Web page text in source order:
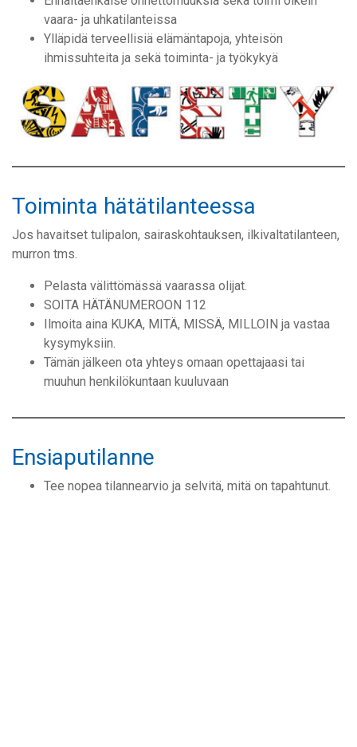
vaara- ja uhkatilanteissa
Ylläpidä terveellisiä elämäntapoja, yhteisön
ihmissuhteita ja sekä toiminta- ja työkykyä
Toiminta hätätilanteessa
Jos havaitset tulipalon, sairaskohtauksen, ilkivaltatilanteen,
murron tms.
Pelasta välittömässä vaarassa olijat.
SOITA HÄTÄNUMEROON 112
Ilmoita aina KUKA, MITÄ, MISSÄ, MILLOIN ja vastaa
kysymyksiin.
Tämän jälkeen ota yhteys omaan opettajaasi tai
muuhun henkilökuntaan kuuluvaan
Ensiaputilanne
Tee nopea tilannearvio ja selvitä, mitä on tapahtunut.